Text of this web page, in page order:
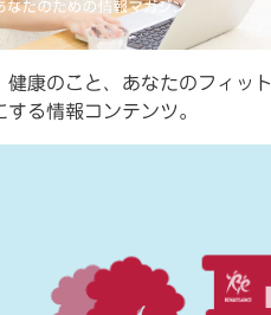
健康のこと、あなたのフィット
る情報コンテンツ。